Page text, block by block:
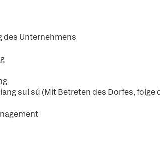
des Unternehmens
suí sú (Mit Betreten des Dorfes, folge